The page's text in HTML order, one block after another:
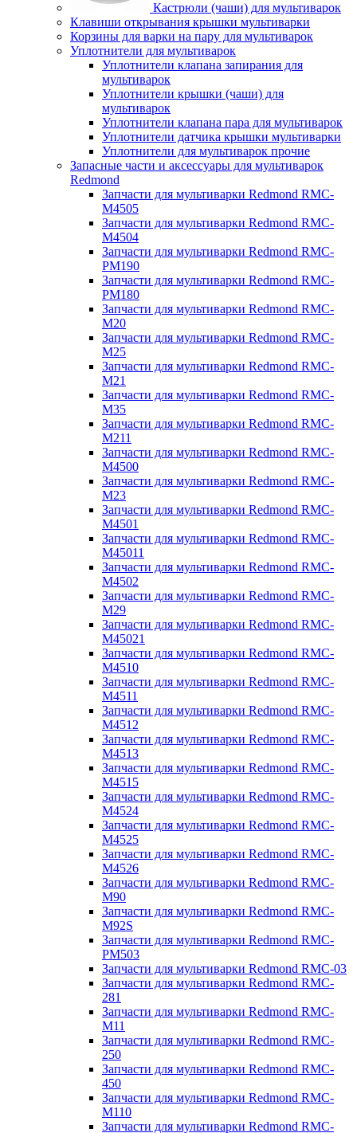
Кастрюли (чаши) для мультиварок
Клавиши открывания крышки мультиварки
Корзины для варки на пару для мультиварок
Уплотнители для мультиварок
Уплотнители клапана запирания для
мультиварок
Уплотнители крышки (чаши) для
мультиварок
Уплотнители клапана пара для мультиварок
Уплотнители датчика крышки мультиварки
Уплотнители для мультиварок прочие
Запасные части и аксессуары для мультиварок
Redmond
Запчасти для мультиварки Redmond RMC-
M4505
Запчасти для мультиварки Redmond RMC-
M4504
Запчасти для мультиварки Redmond RMC-
PM190
Запчасти для мультиварки Redmond RMC-
PM180
Запчасти для мультиварки Redmond RMC-
M20
Запчасти для мультиварки Redmond RMC-
M25
Запчасти для мультиварки Redmond RMC-
M21
Запчасти для мультиварки Redmond RMC-
M35
Запчасти для мультиварки Redmond RMC-
M211
Запчасти для мультиварки Redmond RMC-
M4500
Запчасти для мультиварки Redmond RMC-
M23
Запчасти для мультиварки Redmond RMC-
M4501
Запчасти для мультиварки Redmond RMC-
M45011
Запчасти для мультиварки Redmond RMC-
M4502
Запчасти для мультиварки Redmond RMC-
M29
Запчасти для мультиварки Redmond RMC-
M45021
Запчасти для мультиварки Redmond RMC-
M4510
Запчасти для мультиварки Redmond RMC-
M4511
Запчасти для мультиварки Redmond RMC-
M4512
Запчасти для мультиварки Redmond RMC-
M4513
Запчасти для мультиварки Redmond RMC-
M4515
Запчасти для мультиварки Redmond RMC-
M4524
Запчасти для мультиварки Redmond RMC-
M4525
Запчасти для мультиварки Redmond RMC-
M4526
Запчасти для мультиварки Redmond RMC-
M90
Запчасти для мультиварки Redmond RMC-
M92S
Запчасти для мультиварки Redmond RMC-
PM503
Запчасти для мультиварки Redmond RMC-03
Запчасти для мультиварки Redmond RMC-
281
Запчасти для мультиварки Redmond RMC-
M11
Запчасти для мультиварки Redmond RMC-
250
Запчасти для мультиварки Redmond RMC-
450
Запчасти для мультиварки Redmond RMC-
M110
Запчасти для мультиварки Redmond RMC-